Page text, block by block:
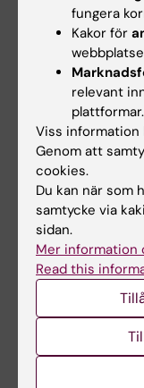
+46852483788
E-post:
Telefon:
+46852483770
E-post:
fungera
Kakor för
relevant
plattformar.
Viss information
Genom att
cookies.
Du kan när som
samtycke via
sidan.
Mer information
Read this